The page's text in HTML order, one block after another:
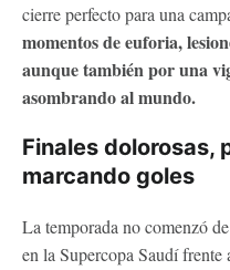
cierre perfecto para una
momentos de euforia,
aunque también por una
asombrando al mundo.
Finales dolorosas,
marcando goles
La temporada no comenzó
en la Supercopa Saudí